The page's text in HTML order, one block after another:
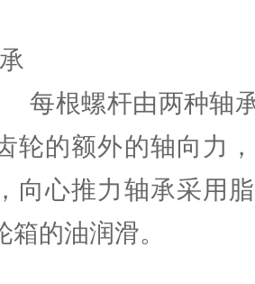
由两种轴承支
轮的额外的轴向力
向心推力轴承采用
的油润滑。